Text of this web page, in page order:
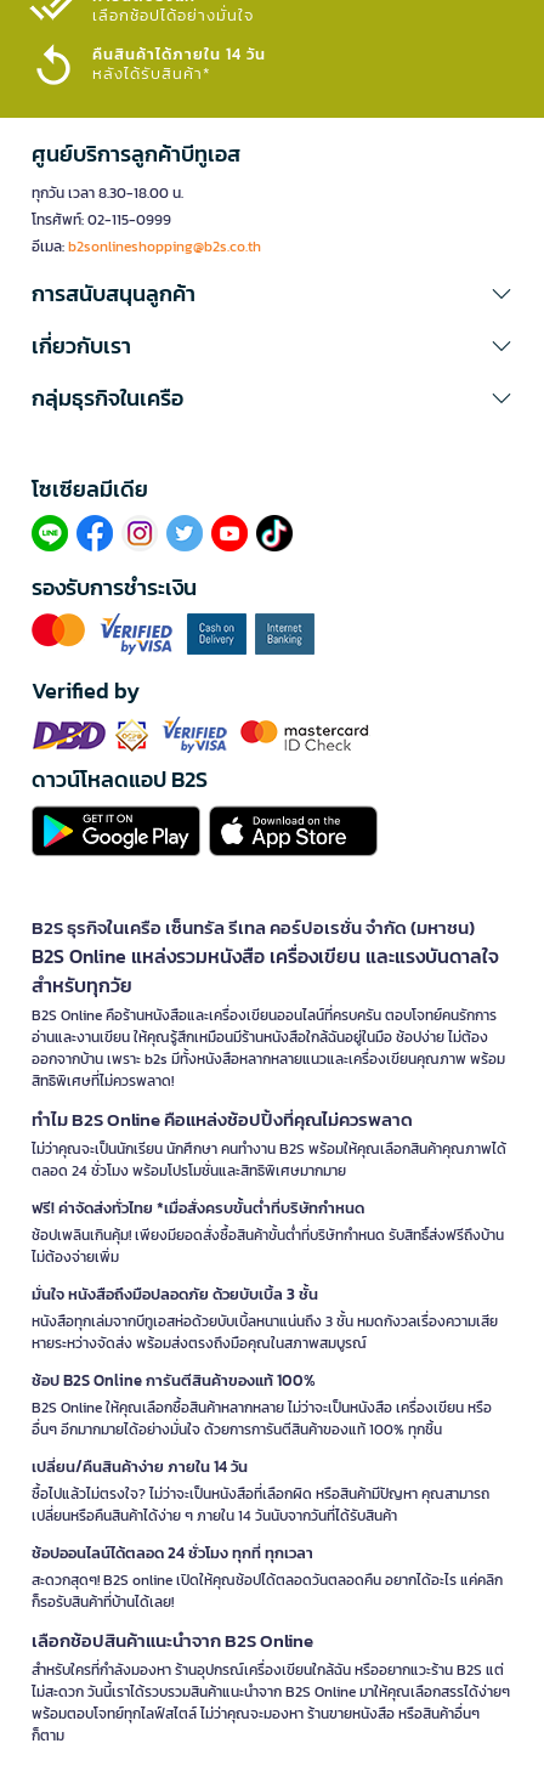
เลือกช้อปได้อย่างมั่นใจ​
คืนสินค้าได้ภายใน 14 วัน
หลังได้รับสินค้า*
ศูนย์บริการลูกค้าบีทูเอส
ทุกวัน เวลา 8.30-18.00 น.
โทรศัพท์: 02-115-0999
อีเมล:b2sonlineshopping@b2s.co.th
การสนับสนุนลูกค้า
เกี่ยวกับเรา
กลุ่มธุรกิจในเครือ
โซเซียลมีเดีย​
รองรับการชำระเงิน
Verified by
ดาวน์โหลดแอป B2S
B2S ธุรกิจในเครือ เซ็นทรัล รีเทล คอร์ปอเรชั่น จำกัด (มหาชน)
B2S Online แหล่งรวมหนังสือ เครื่องเขียน และแรงบันดาลใจ
สำหรับทุกวัย
B2S Online คือร้านหนังสือและเครื่องเขียนออนไลน์ที่ครบครัน ตอบโจทย์คนรักการ
อ่านและงานเขียน ให้คุณรู้สึกเหมือนมีร้านหนังสือใกล้ฉันอยู่ในมือ ช้อปง่าย ไม่ต้อง
ออกจากบ้าน เพราะ b2s มีทั้งหนังสือหลากหลายแนวและเครื่องเขียนคุณภาพ พร้อม
สิทธิพิเศษที่ไม่ควรพลาด!
ทำไม B2S Online คือแหล่งช้อปปิ้งที่คุณไม่ควรพลาด
ไม่ว่าคุณจะเป็นนักเรียน นักศึกษา คนทำงาน B2S พร้อมให้คุณเลือกสินค้าคุณภาพได้
ตลอด 24 ชั่วโมง พร้อมโปรโมชั่นและสิทธิพิเศษมากมาย
ฟรี! ค่าจัดส่งทั่วไทย *เมื่อสั่งครบขั้นต่ำที่บริษัทกำหนด
ช้อปเพลินเกินคุ้ม! เพียงมียอดสั่งซื้อสินค้าขั้นต่ำที่บริษัทกำหนด รับสิทธิ์ส่งฟรีถึงบ้าน
ไม่ต้องจ่ายเพิ่ม
มั่นใจ หนังสือถึงมือปลอดภัย ด้วยบับเบิ้ล 3 ชั้น
หนังสือทุกเล่มจากบีทูเอสห่อด้วยบับเบิ้ลหนาแน่นถึง 3 ชั้น หมดกังวลเรื่องความเสีย
หายระหว่างจัดส่ง พร้อมส่งตรงถึงมือคุณในสภาพสมบูรณ์
ช้อป B2S Online การันตีสินค้าของแท้ 100%
B2S Online ให้คุณเลือกซื้อสินค้าหลากหลาย ไม่ว่าจะเป็นหนังสือ เครื่องเขียน หรือ
อื่นๆ อีกมากมายได้อย่างมั่นใจ ด้วยการการันตีสินค้าของแท้ 100% ทุกชิ้น
เปลี่ยน/คืนสินค้าง่าย ภายใน 14 วัน
ซื้อไปแล้วไม่ตรงใจ? ไม่ว่าจะเป็นหนังสือที่เลือกผิด หรือสินค้ามีปัญหา คุณสามารถ
เปลี่ยนหรือคืนสินค้าได้ง่าย ๆ ภายใน 14 วันนับจากวันที่ได้รับสินค้า
ช้อปออนไลน์ได้ตลอด 24 ชั่วโมง ทุกที่ ทุกเวลา
สะดวกสุดๆ! B2S online เปิดให้คุณช้อปได้ตลอดวันตลอดคืน อยากได้อะไร แค่คลิก
ก็รอรับสินค้าที่บ้านได้เลย!
เลือกช้อปสินค้าแนะนำจาก B2S Online
สำหรับใครที่กำลังมองหา ร้านอุปกรณ์เครื่องเขียนใกล้ฉัน หรืออยากแวะร้าน B2S แต่
ไม่สะดวก วันนี้เราได้รวบรวมสินค้าแนะนำจาก B2S Online มาให้คุณเลือกสรรได้ง่ายๆ
พร้อมตอบโจทย์ทุกไลฟ์สไตล์ ไม่ว่าคุณจะมองหา ร้านขายหนังสือ หรือสินค้าอื่นๆ
ก็ตาม